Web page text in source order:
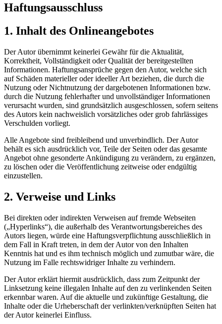
Haftungsausschluss
1. Inhalt des Onlineangebotes
Der Autor übernimmt keinerlei Gewähr für die Aktualität,
Korrektheit, Vollständigkeit oder Qualität der bereitgestellten
Informationen. Haftungsansprüche gegen den Autor, welche sich
auf Schäden materieller oder ideeller Art beziehen, die durch die
Nutzung oder Nichtnutzung der dargebotenen Informationen bzw.
durch die Nutzung fehlerhafter und unvollständiger Informationen
verursacht wurden, sind grundsätzlich ausgeschlossen, sofern seitens
des Autors kein nachweislich vorsätzliches oder grob fahrlässiges
Verschulden vorliegt.
Alle Angebote sind freibleibend und unverbindlich. Der Autor
behält es sich ausdrücklich vor, Teile der Seiten oder das gesamte
Angebot ohne gesonderte Ankündigung zu verändern, zu ergänzen,
zu löschen oder die Veröffentlichung zeitweise oder endgültig
einzustellen.
2. Verweise und Links
Bei direkten oder indirekten Verweisen auf fremde Webseiten
(„Hyperlinks“), die außerhalb des Verantwortungsbereiches des
Autors liegen, würde eine Haftungsverpflichtung ausschließlich in
dem Fall in Kraft treten, in dem der Autor von den Inhalten
Kenntnis hat und es ihm technisch möglich und zumutbar wäre, die
Nutzung im Falle rechtswidriger Inhalte zu verhindern.
Der Autor erklärt hiermit ausdrücklich, dass zum Zeitpunkt der
Linksetzung keine illegalen Inhalte auf den zu verlinkenden Seiten
erkennbar waren. Auf die aktuelle und zukünftige Gestaltung, die
Inhalte oder die Urheberschaft der verlinkten/verknüpften Seiten hat
der Autor keinerlei Einfluss.